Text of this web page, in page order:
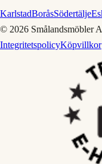
KarlstadBoråsSödertälje
© 2026 Smålandsmöbler
IntegritetspolicyKöpvillkor